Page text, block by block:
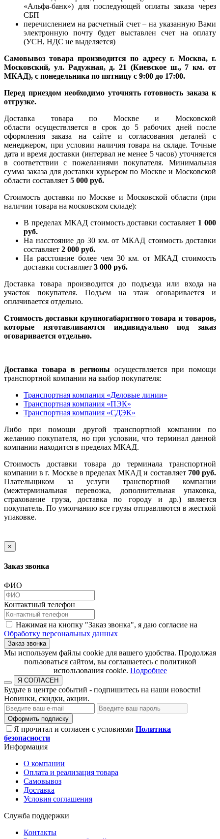
«Альфа-банк») для последующей оплаты заказа через
СБП
перечислением на расчетный счет – на указанную Вами
электронную почту будет выставлен счет на оплату
(УСН, НДС не выделяется)
Самовывоз товара производится по адресу г. Москва, г.
Московский, ул. Радужная, д. 21 (Киевское ш., 7 км. от
МКАД), с понедельника по пятницу с 9:00 до 17:00.
Перед приездом необходимо уточнять готовность заказа к
отгрузке.
Доставка товара по Москве и Московской
области осуществляется в срок до 5 рабочих дней после
оформления заказа на сайте и согласования деталей с
менеджером, при условии наличия товара на складе. Точные
дата и время доставки (интервал не менее 5 часов) уточняется
в соответствии с пожеланиями покупателя. Минимальная
сумма заказа для доставки курьером по Москве и Московской
области составляет 5 000 руб.
Стоимость доставки по Москве и Московской области (при
наличии товара на московском складе):
В пределах МКАД стоимость доставки составляет 1 000
руб.
На насcтояние до 30 км. от МКАД стоимость доставки
составляет 2 000 руб.
На расстояние более чем 30 км. от МКАД стоимость
доставки составляет 3 000 руб.
Доставка товара производится до подъезда или входа на
участок покупателя. Подъем на этаж оговаривается и
оплачивается отдельно.
Стоимость доставки крупногабаритного товара и товаров,
которые изготавливаются индивидуально под заказ
оговаривается отдельно.
Доставка товара в регионы осуществляется при помощи
транспортной компании на выбор покупателя:
Транспортная компания «Деловые линии»
Транспортная компания «ПЭК»
Транспортная компания «СДЭК»
Либо при помощи другой транспортной компании по
желанию покупателя, но при условии, что терминал данной
компании находится в пределах МКАД.
Стоимость доставки товара до терминала транспортной
компании в г. Москве в пределах МКАД и составляет 700 руб.
Плательщиком за услуги транспортной компании
(межтерминальная перевозка, дополнительная упаковка,
страхование груза, доставка по городу и др.) является
покупатель. По умолчанию все грузы отправляются в жесткой
упаковке.
×
Заказ звонка
ФИО
Контактный телефон
Нажимая на кнопку "Заказ звонка", я даю согласие на
Обработку персональных данных
Заказ звонка
​​​​​​​Мы используем файлы cookie для вашего удобства. Продолжая
пользоваться сайтом, вы соглашаетесь с политикой
использования cookie.​​​​​​​ Подробнее
Я СОГЛАСЕН
Будьте в центре событий - подпишитесь на наши новости!
Новинки, скидки, акции.
Оформить подписку
Я прочитал и согласен с условиями Политика
безопасности
Информация
О компании
Оплата и реализация товара
Самовывоз
Доставка
Условия соглашения
Служба поддержки
Контакты